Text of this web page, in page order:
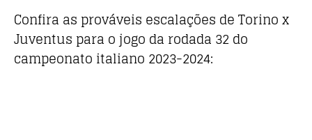
Confira as prováveis escalações de Torino x
Juventus para o jogo da rodada 32 do
campeonato italiano 2023-2024: